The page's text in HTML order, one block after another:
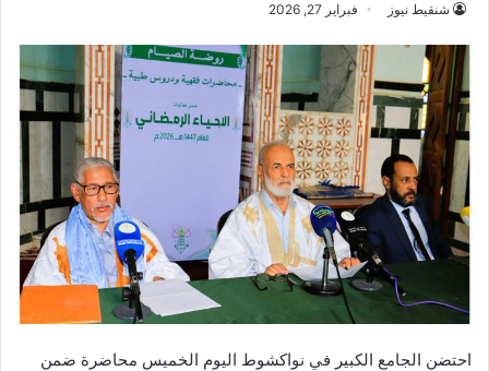
شنقيط نيوز فبراير 27, 2026
احتضن الجامع الكبير في نواكشوط اليوم الخميس محاضرة ضمن